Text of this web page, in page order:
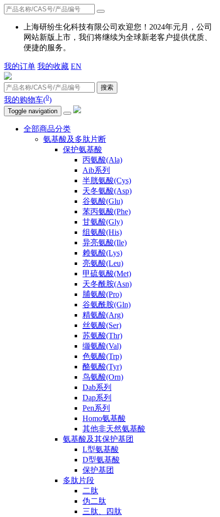
上海研纷生化科技有限公司欢迎您！2024年元月，公司
网站新版上市，我们将继续为全球新老客户提供优质、
便捷的服务。
我的订单 我的收藏 EN
搜索
我的购物车(0)
Toggle navigation
全部商品分类
氨基酸及多肽片断
保护氨基酸
丙氨酸(Ala)
Aib系列
半胱氨酸(Cys)
天冬氨酸(Asp)
谷氨酸(Glu)
苯丙氨酸(Phe)
甘氨酸(Gly)
组氨酸(His)
异亮氨酸(Ile)
赖氨酸(Lys)
亮氨酸(Leu)
甲硫氨酸(Met)
天冬酰胺(Asn)
脯氨酸(Pro)
谷氨酰胺(Gln)
精氨酸(Arg)
丝氨酸(Ser)
苏氨酸(Thr)
缬氨酸(Val)
色氨酸(Trp)
酪氨酸(Tyr)
鸟氨酸(Orn)
Dab系列
Dap系列
Pen系列
Homo氨基酸
其他非天然氨基酸
氨基酸及其保护基团
L型氨基酸
D型氨基酸
保护基团
多肽片段
二肽
伪二肽
三肽、四肽